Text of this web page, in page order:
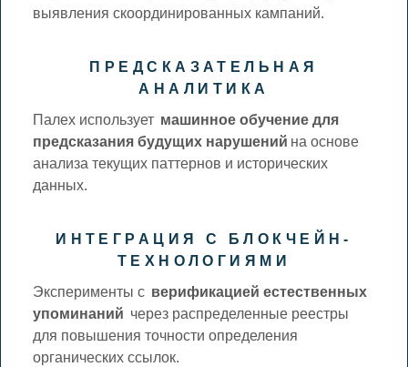
выявления скоординированных кампаний.
ПРЕДСКАЗАТЕЛЬНАЯ
АНАЛИТИКА
Палех использует машинное обучение для
предсказания будущих нарушений на основе
анализа текущих паттернов и исторических
данных.
ИНТЕГРАЦИЯ С БЛОКЧЕЙН-
ТЕХНОЛОГИЯМИ
Эксперименты с верификацией естественных
упоминаний через распределенные реестры
для повышения точности определения
органических ссылок.